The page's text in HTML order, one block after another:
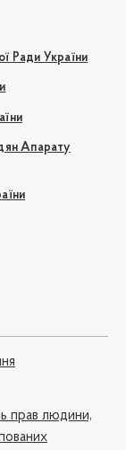
Ради України
Апарату
прав людини,